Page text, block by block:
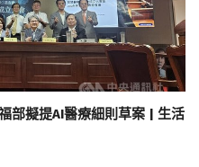
部擬提AI醫療細則草案 | 生活